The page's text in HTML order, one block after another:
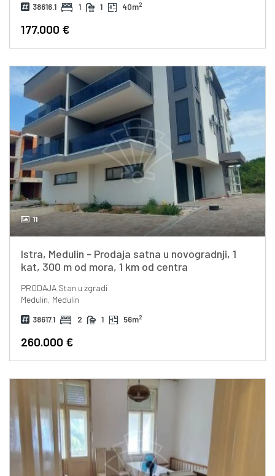
38616.1 1 1 40m2
177.000 €
11
Istra, Medulin - Prodaja satna u novogradnji, 1
kat, 300 m od mora, 1 km od centra
PRODAJAStan u zgradi
Medulin, Medulin
38617.1 2 1 56m2
260.000 €